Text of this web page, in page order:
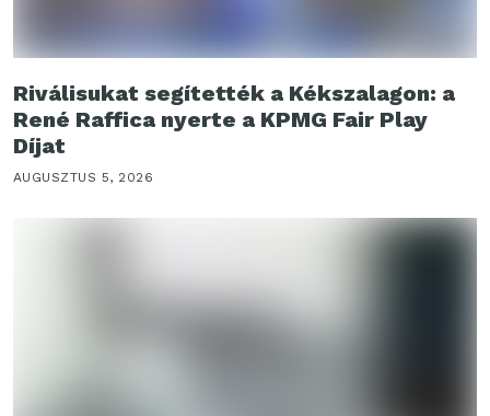
Riválisukat segítették a Kékszalagon: a
René Raffica nyerte a KPMG Fair Play
Díjat
AUGUSZTUS 5, 2026